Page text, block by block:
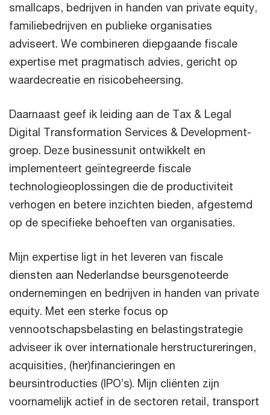
smallcaps, bedrijven in handen van private equity,
familiebedrijven en publieke organisaties
adviseert. We combineren diepgaande fiscale
expertise met pragmatisch advies, gericht op
waardecreatie en risicobeheersing.
Daarnaast geef ik leiding aan de Tax & Legal
Digital Transformation Services & Development-
groep. Deze businessunit ontwikkelt en
implementeert geïntegreerde fiscale
technologieoplossingen die de productiviteit
verhogen en betere inzichten bieden, afgestemd
op de specifieke behoeften van organisaties.
Mijn expertise ligt in het leveren van fiscale
diensten aan Nederlandse beursgenoteerde
ondernemingen en bedrijven in handen van private
equity. Met een sterke focus op
vennootschapsbelasting en belastingstrategie
adviseer ik over internationale herstructureringen,
acquisities, (her)financieringen en
beursintroducties (IPO’s). Mijn cliënten zijn
voornamelijk actief in de sectoren retail, transport